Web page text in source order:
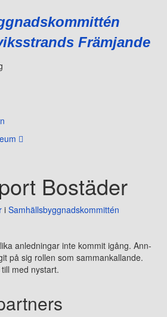
Främjande
Bostäder
i Samhällsbyggnadskommittén
anledningar inte kommit igång. Ann-
på sig rollen som sammankallande.
med nystart.